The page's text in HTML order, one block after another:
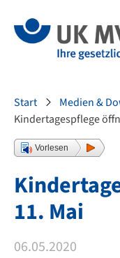
Sie sind hier:
Start Medien &
Kindertagespflege
Vorlesen
11. Mai
06.05.2020